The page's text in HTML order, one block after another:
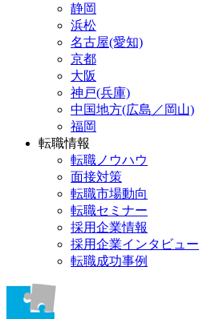
静岡
浜松
名古屋(愛知)
京都
大阪
神戸(兵庫)
中国地方(広島／岡山)
福岡
転職情報
転職ノウハウ
面接対策
転職市場動向
転職セミナー
採用企業情報
採用企業インタビュー
転職成功事例